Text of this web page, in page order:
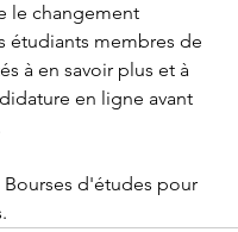
le changement
étudiants membres de
à en savoir plus et à
en ligne avant
Bourses d'études pour